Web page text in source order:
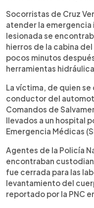
Socorristas de Cruz
atender la emergencia
lesionada se
hierros de la cabina
pocos minutos
herramientas
La víctima, de quien
conductor del
Comandos de
llevados a un hospital
Emergencia Médicas
Agentes de la Policía
encontraban
fue cerrada para las
levantamiento del
reportado por la PNC